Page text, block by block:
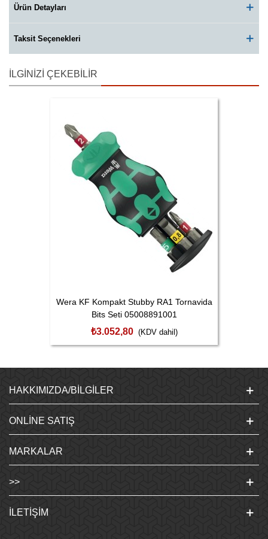
Ürün Detayları
Taksit Seçenekleri
İLGINIZI ÇEKEBILIR
Wera KF Kompakt Stubby RA1 Tornavida
Bits Seti 05008891001
₺3.052,80 (KDV dahil)
HAKKIMIZDA/BILGILER
ONLINE SATIŞ
MARKALAR
>>
İLETIŞIM